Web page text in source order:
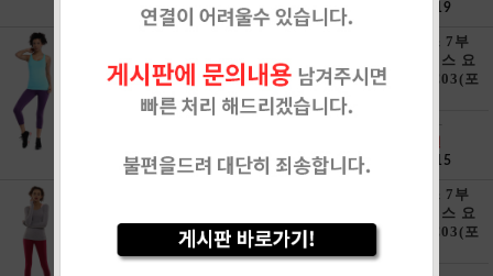
| 리뷰 : 19
| 리뷰 : 19
기본 팬츠 요가
복 레깅스 바지
C04
| 리뷰 : 19
리플렉스 7부
크롭레깅스 요
가바지 C03(포
| 리뷰 : 15
가바지 C03(포
켓없음)
리플렉스 7부
크롭레깅스 요
가바지 C03(포